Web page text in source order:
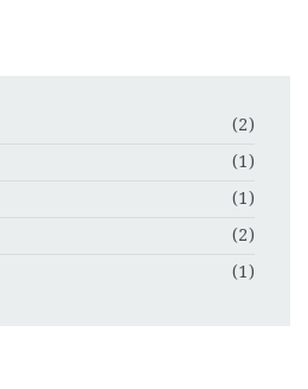
(2)
(1)
(1)
(2)
(1)